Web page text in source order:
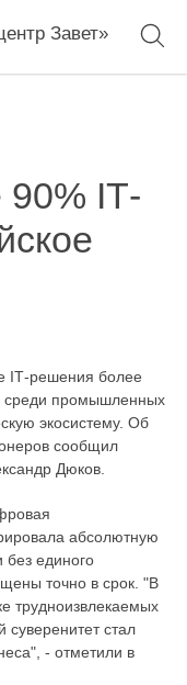
Завет»
IТ-
IТ-решения более
среди промышленных
экосистему. Об
сообщил
Дюков.
абсолютную
единого
точно в срок. "В
трудноизвлекаемых
суверенитет стал
- отметили в